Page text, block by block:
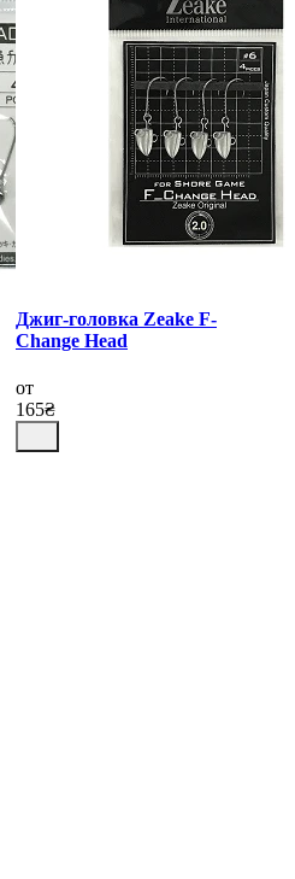
Джиг-головка Zeake F-
Change Head
от
165₴